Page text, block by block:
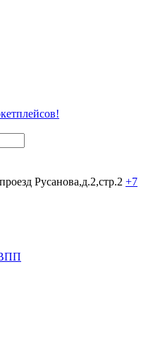
!
Русанова,д.2,стр.2 +7
ВПП